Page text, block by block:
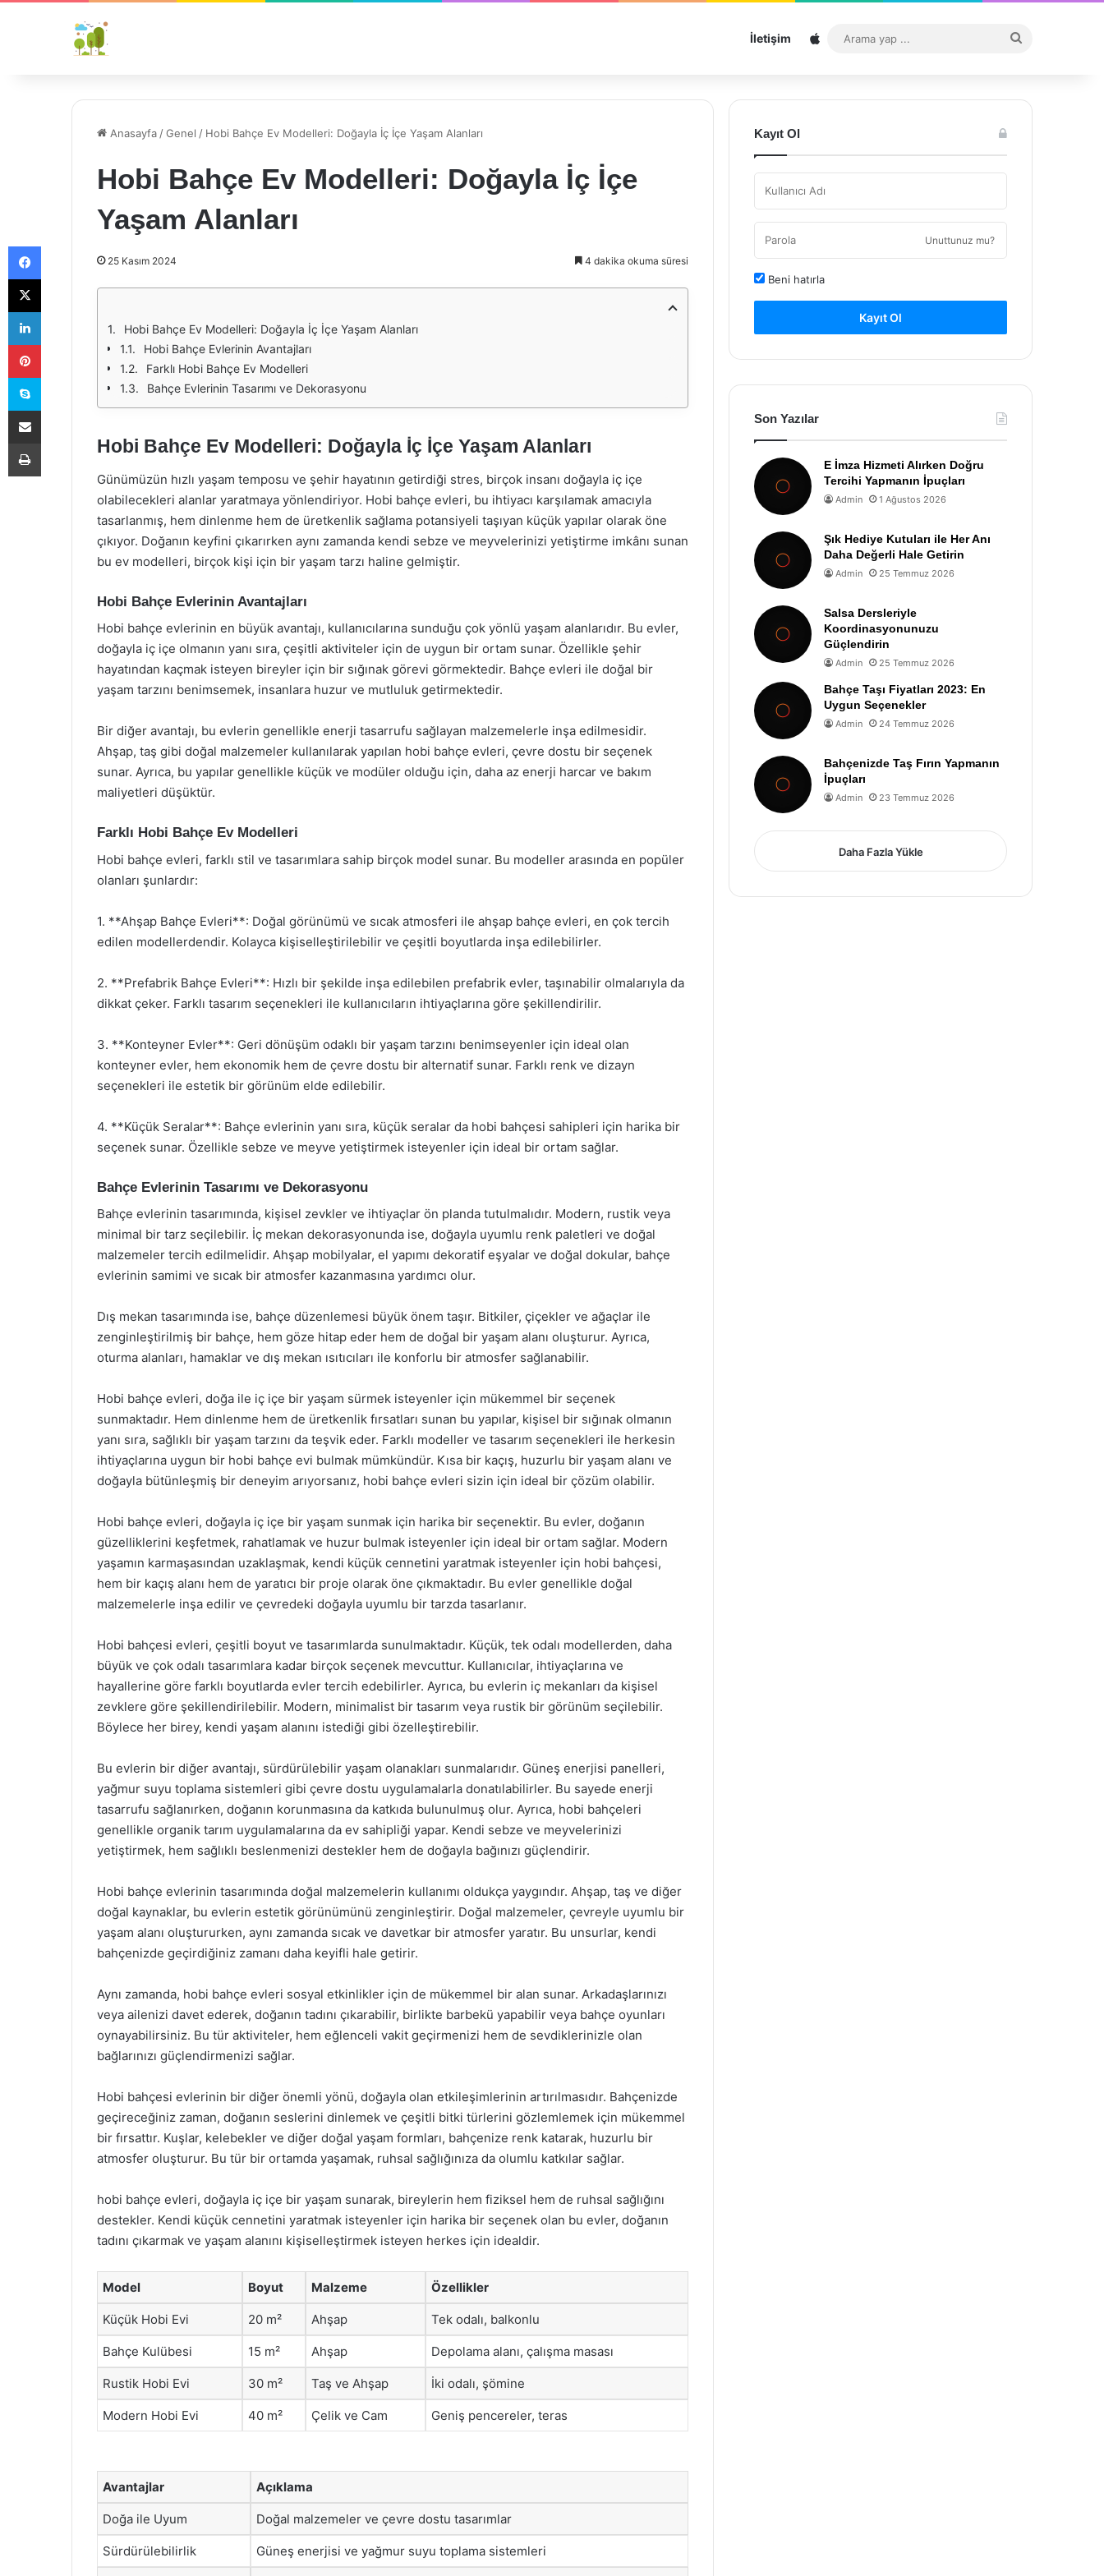
İletişim Sitemap
...
Anasayfa /Genel / Hobi Bahçe Ev Modelleri: Doğayla İç İçe Yaşam Alanları
Hobi Bahçe Ev Modelleri: Doğayla İç İçe
Yaşam Alanları
25 Kasım 2024 4 dakika okuma süresi
Hobi Bahçe Ev Modelleri: Doğayla İç İçe Yaşam Alanları
Hobi Bahçe Evlerinin Avantajları
Farklı Hobi Bahçe Ev Modelleri
Bahçe Evlerinin Tasarımı ve Dekorasyonu
Hobi Bahçe Ev Modelleri: Doğayla İç İçe Yaşam Alanları
Günümüzün hızlı yaşam temposu ve şehir hayatının getirdiği stres, birçok insanı doğayla iç içe
olabilecekleri alanlar yaratmaya yönlendiriyor. Hobi bahçe evleri, bu ihtiyacı karşılamak amacıyla
tasarlanmış, hem dinlenme hem de üretkenlik sağlama potansiyeli taşıyan küçük yapılar olarak öne
çıkıyor. Doğanın keyfini çıkarırken aynı zamanda kendi sebze ve meyvelerinizi yetiştirme imkânı sunan
bu ev modelleri, birçok kişi için bir yaşam tarzı haline gelmiştir.
Hobi Bahçe Evlerinin Avantajları
Hobi bahçe evlerinin en büyük avantajı, kullanıcılarına sunduğu çok yönlü yaşam alanlarıdır. Bu evler,
doğayla iç içe olmanın yanı sıra, çeşitli aktiviteler için de uygun bir ortam sunar. Özellikle şehir
hayatından kaçmak isteyen bireyler için bir sığınak görevi görmektedir. Bahçe evleri ile doğal bir
yaşam tarzını benimsemek, insanlara huzur ve mutluluk getirmektedir.
Bir diğer avantajı, bu evlerin genellikle enerji tasarrufu sağlayan malzemelerle inşa edilmesidir.
Ahşap, taş gibi doğal malzemeler kullanılarak yapılan hobi bahçe evleri, çevre dostu bir seçenek
sunar. Ayrıca, bu yapılar genellikle küçük ve modüler olduğu için, daha az enerji harcar ve bakım
maliyetleri düşüktür.
Farklı Hobi Bahçe Ev Modelleri
Hobi bahçe evleri, farklı stil ve tasarımlara sahip birçok model sunar. Bu modeller arasında en popüler
olanları şunlardır:
1. **Ahşap Bahçe Evleri**: Doğal görünümü ve sıcak atmosferi ile ahşap bahçe evleri, en çok tercih
edilen modellerdendir. Kolayca kişiselleştirilebilir ve çeşitli boyutlarda inşa edilebilirler.
2. **Prefabrik Bahçe Evleri**: Hızlı bir şekilde inşa edilebilen prefabrik evler, taşınabilir olmalarıyla da
dikkat çeker. Farklı tasarım seçenekleri ile kullanıcıların ihtiyaçlarına göre şekillendirilir.
3. **Konteyner Evler**: Geri dönüşüm odaklı bir yaşam tarzını benimseyenler için ideal olan
konteyner evler, hem ekonomik hem de çevre dostu bir alternatif sunar. Farklı renk ve dizayn
seçenekleri ile estetik bir görünüm elde edilebilir.
4. **Küçük Seralar**: Bahçe evlerinin yanı sıra, küçük seralar da hobi bahçesi sahipleri için harika bir
seçenek sunar. Özellikle sebze ve meyve yetiştirmek isteyenler için ideal bir ortam sağlar.
Bahçe Evlerinin Tasarımı ve Dekorasyonu
Bahçe evlerinin tasarımında, kişisel zevkler ve ihtiyaçlar ön planda tutulmalıdır. Modern, rustik veya
minimal bir tarz seçilebilir. İç mekan dekorasyonunda ise, doğayla uyumlu renk paletleri ve doğal
malzemeler tercih edilmelidir. Ahşap mobilyalar, el yapımı dekoratif eşyalar ve doğal dokular, bahçe
evlerinin samimi ve sıcak bir atmosfer kazanmasına yardımcı olur.
Dış mekan tasarımında ise, bahçe düzenlemesi büyük önem taşır. Bitkiler, çiçekler ve ağaçlar ile
zenginleştirilmiş bir bahçe, hem göze hitap eder hem de doğal bir yaşam alanı oluşturur. Ayrıca,
oturma alanları, hamaklar ve dış mekan ısıtıcıları ile konforlu bir atmosfer sağlanabilir.
Hobi bahçe evleri, doğa ile iç içe bir yaşam sürmek isteyenler için mükemmel bir seçenek
sunmaktadır. Hem dinlenme hem de üretkenlik fırsatları sunan bu yapılar, kişisel bir sığınak olmanın
yanı sıra, sağlıklı bir yaşam tarzını da teşvik eder. Farklı modeller ve tasarım seçenekleri ile herkesin
ihtiyaçlarına uygun bir hobi bahçe evi bulmak mümkündür. Kısa bir kaçış, huzurlu bir yaşam alanı ve
doğayla bütünleşmiş bir deneyim arıyorsanız, hobi bahçe evleri sizin için ideal bir çözüm olabilir.
Hobi bahçe evleri, doğayla iç içe bir yaşam sunmak için harika bir seçenektir. Bu evler, doğanın
güzelliklerini keşfetmek, rahatlamak ve huzur bulmak isteyenler için ideal bir ortam sağlar. Modern
yaşamın karmaşasından uzaklaşmak, kendi küçük cennetini yaratmak isteyenler için hobi bahçesi,
hem bir kaçış alanı hem de yaratıcı bir proje olarak öne çıkmaktadır. Bu evler genellikle doğal
malzemelerle inşa edilir ve çevredeki doğayla uyumlu bir tarzda tasarlanır.
Hobi bahçesi evleri, çeşitli boyut ve tasarımlarda sunulmaktadır. Küçük, tek odalı modellerden, daha
büyük ve çok odalı tasarımlara kadar birçok seçenek mevcuttur. Kullanıcılar, ihtiyaçlarına ve
hayallerine göre farklı boyutlarda evler tercih edebilirler. Ayrıca, bu evlerin iç mekanları da kişisel
zevklere göre şekillendirilebilir. Modern, minimalist bir tasarım veya rustik bir görünüm seçilebilir.
Böylece her birey, kendi yaşam alanını istediği gibi özelleştirebilir.
Bu evlerin bir diğer avantajı, sürdürülebilir yaşam olanakları sunmalarıdır. Güneş enerjisi panelleri,
yağmur suyu toplama sistemleri gibi çevre dostu uygulamalarla donatılabilirler. Bu sayede enerji
tasarrufu sağlanırken, doğanın korunmasına da katkıda bulunulmuş olur. Ayrıca, hobi bahçeleri
genellikle organik tarım uygulamalarına da ev sahipliği yapar. Kendi sebze ve meyvelerinizi
yetiştirmek, hem sağlıklı beslenmenizi destekler hem de doğayla bağınızı güçlendirir.
Hobi bahçe evlerinin tasarımında doğal malzemelerin kullanımı oldukça yaygındır. Ahşap, taş ve diğer
doğal kaynaklar, bu evlerin estetik görünümünü zenginleştirir. Doğal malzemeler, çevreyle uyumlu bir
yaşam alanı oluştururken, aynı zamanda sıcak ve davetkar bir atmosfer yaratır. Bu unsurlar, kendi
bahçenizde geçirdiğiniz zamanı daha keyifli hale getirir.
Aynı zamanda, hobi bahçe evleri sosyal etkinlikler için de mükemmel bir alan sunar. Arkadaşlarınızı
veya ailenizi davet ederek, doğanın tadını çıkarabilir, birlikte barbekü yapabilir veya bahçe oyunları
oynayabilirsiniz. Bu tür aktiviteler, hem eğlenceli vakit geçirmenizi hem de sevdiklerinizle olan
bağlarınızı güçlendirmenizi sağlar.
Hobi bahçesi evlerinin bir diğer önemli yönü, doğayla olan etkileşimlerinin artırılmasıdır. Bahçenizde
geçireceğiniz zaman, doğanın seslerini dinlemek ve çeşitli bitki türlerini gözlemlemek için mükemmel
bir fırsattır. Kuşlar, kelebekler ve diğer doğal yaşam formları, bahçenize renk katarak, huzurlu bir
atmosfer oluşturur. Bu tür bir ortamda yaşamak, ruhsal sağlığınıza da olumlu katkılar sağlar.
hobi bahçe evleri, doğayla iç içe bir yaşam sunarak, bireylerin hem fiziksel hem de ruhsal sağlığını
destekler. Kendi küçük cennetini yaratmak isteyenler için harika bir seçenek olan bu evler, doğanın
tadını çıkarmak ve yaşam alanını kişiselleştirmek isteyen herkes için idealdir.
Model Boyut Malzeme Özellikler
Küçük Hobi Evi 20 m² Ahşap Tek odalı, balkonlu
Bahçe Kulübesi 15 m² Ahşap Depolama alanı, çalışma masası
Rustik Hobi Evi 30 m² Taş ve Ahşap İki odalı, şömine
Modern Hobi Evi 40 m² Çelik ve Cam Geniş pencereler, teras
Avantajlar Açıklama
Doğa ile Uyum Doğal malzemeler ve çevre dostu tasarımlar
Sürdürülebilirlik Güneş enerjisi ve yağmur suyu toplama sistemleri
Kayıt Ol
Unuttunuz mu?
Beni hatırla
Kayıt Ol
Son Yazılar
E İmza Hizmeti Alırken Doğru
Tercihi Yapmanın İpuçları
Admin 1 Ağustos 2026
Şık Hediye Kutuları ile Her Anı
Daha Değerli Hale Getirin
Admin 25 Temmuz 2026
Salsa Dersleriyle
Koordinasyonunuzu
Güçlendirin
Admin 25 Temmuz 2026
Bahçe Taşı Fiyatları 2023: En
Uygun Seçenekler
Admin 24 Temmuz 2026
Bahçenizde Taş Fırın Yapmanın
İpuçları
Admin 23 Temmuz 2026
Daha Fazla Yükle
Facebook
X
LinkedIn
Pinterest
Skype
E-Posta ile paylaş